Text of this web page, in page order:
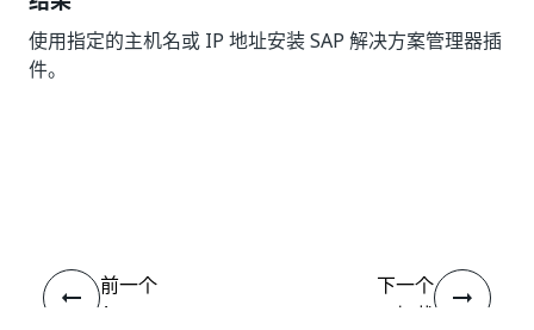
使用指定的主机名或 IP 地址安装 SAP 解决方案管理器插
件。
前一个
Amazon
下一个
Excel 加载